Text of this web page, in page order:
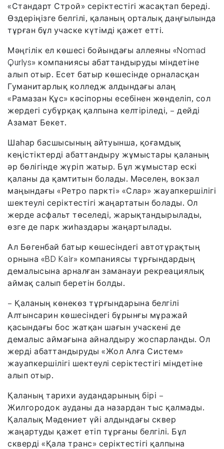
«Стандарт Строй» серіктестігі жасақтап береді.
Өздеріңізге белгілі, қаланың орталық даңғылында
тұрған бұл учаске күтімді қажет етті.
Мәңгілік ел көшесі бойындағы аллеяны «Nomad
Qurlys» компаниясы абаттандыруды міндетіне
алып отыр. Есет батыр көшесінде орналасқан
Гуманитарлық колледж алдындағы алаң
«Рамазан Құс» кәсіпорны есебінен жөнделіп, сол
жердегі субұрқақ қалпына келтіріледі, – дейді
Азамат Бекет.
Шаһар басшысының айтуынша, қоғамдық
кеңістіктерді абаттандыру жұмыстары қаланың
әр бөлігінде жүріп жатыр. Бұл жұмыстар ескі
қаланы да қамтитын болады. Мәселен, вокзал
маңындағы «Ретро паркті» «Слар» жауапкершілігі
шектеулі серіктестігі жаңартатын болады. Ол
жерде асфальт төселеді, жарықтандырылады,
өзге де парк жиһаздары жаңартылады.
Ал Бөгенбай батыр көшесіндегі автотұрақтың
орнына «BD Kair» компаниясы тұрғындардың
демалысына арналған заманауи рекреациялық
аймақ салып беретін болды.
– Қаланың көнекөз тұрғындарына белгілі
Алтынсарин көшесіндегі бұрынғы мұражай
қасындағы бос жатқан шағын учаскені де
демалыс аймағына айналдыру жоспарланды. Ол
жерді абаттандыруды «Жол Алға Систем»
жауапкершілігі шектеулі серіктестігі міндетіне
алып отыр.
Қаланың тарихи аудандарының бірі –
Жилгородок ауданы да назардан тыс қалмады.
Қалалық Мәдениет үйі алдындағы сквер
жаңартуды қажет етіп тұрғаны белгілі. Бұл
скверді «Қала транс» серіктестігі қалпына